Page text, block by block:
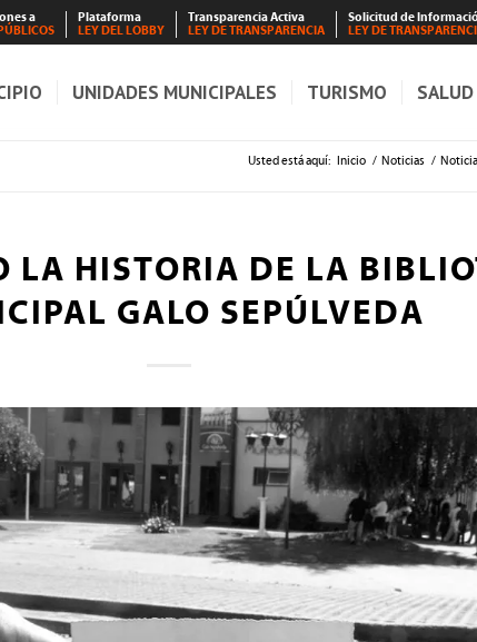
a
Plataforma
LEY DEL LOBBY
Transparencia Activa
LEY DE TRANSPARENCIA
Solicitud de
LEY DE
UNIDADES MUNICIPALES TURISMO SALUD
Usted está aquí: Inicio / Noticias /
LA HISTORIA DE LA
GALO SEPÚLVEDA